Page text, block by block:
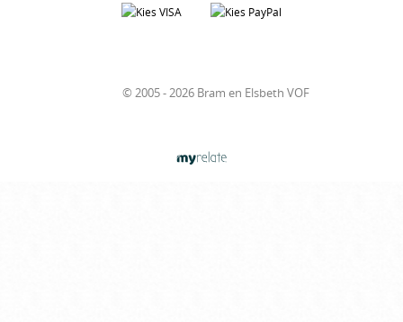
© 2005 - 2026 Bram en Elsbeth VOF